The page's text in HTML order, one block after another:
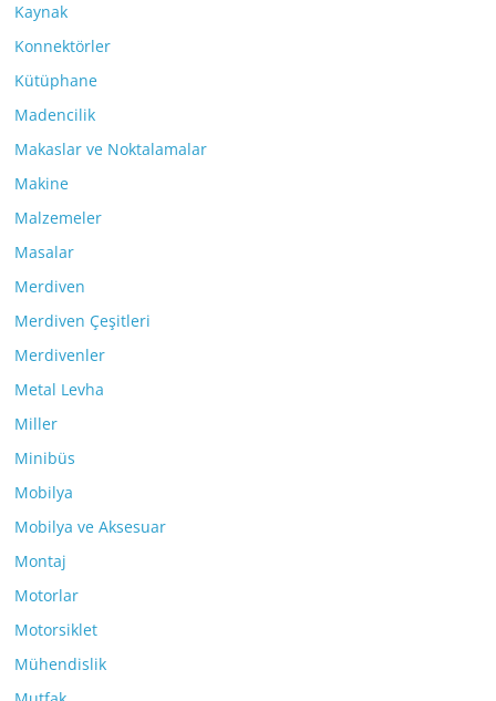
Kaynak
Konnektörler
Kütüphane
Madencilik
Makaslar ve Noktalamalar
Makine
Malzemeler
Masalar
Merdiven
Merdiven Çeşitleri
Merdivenler
Metal Levha
Miller
Minibüs
Mobilya
Mobilya ve Aksesuar
Montaj
Motorlar
Motorsiklet
Mühendislik